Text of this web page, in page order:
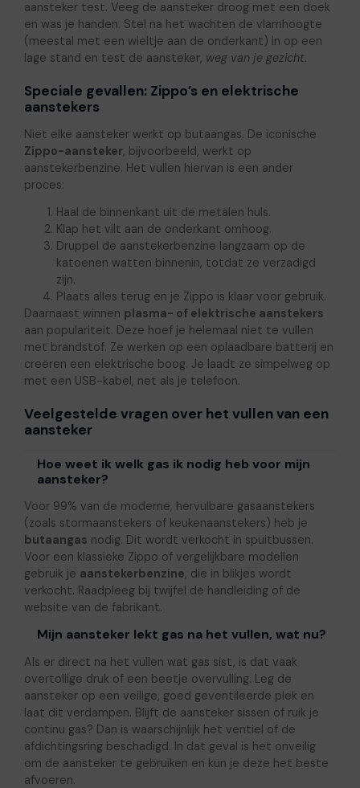
aansteker test. Veeg de aansteker droog met een doek
en was je handen. Stel na het wachten de vlamhoogte
(meestal met een wieltje aan de onderkant) in op een
lage stand en test de aansteker, weg van je gezicht.
Speciale gevallen: Zippo’s en elektrische
aanstekers
Niet elke aansteker werkt op butaangas. De iconische
Zippo-aansteker, bijvoorbeeld, werkt op
aanstekerbenzine. Het vullen hiervan is een ander
proces:
Haal de binnenkant uit de metalen huls.
Klap het vilt aan de onderkant omhoog.
Druppel de aanstekerbenzine langzaam op de
katoenen watten binnenin, totdat ze verzadigd
zijn.
Plaats alles terug en je Zippo is klaar voor gebruik.
Daarnaast winnen plasma- of elektrische aanstekers
aan populariteit. Deze hoef je helemaal niet te vullen
met brandstof. Ze werken op een oplaadbare batterij en
creëren een elektrische boog. Je laadt ze simpelweg op
met een USB-kabel, net als je telefoon.
Veelgestelde vragen over het vullen van een
aansteker
Hoe weet ik welk gas ik nodig heb voor mijn
aansteker?
Voor 99% van de moderne, hervulbare gasaanstekers
(zoals stormaanstekers of keukenaanstekers) heb je
butaangas nodig. Dit wordt verkocht in spuitbussen.
Voor een klassieke Zippo of vergelijkbare modellen
gebruik je aanstekerbenzine, die in blikjes wordt
verkocht. Raadpleeg bij twijfel de handleiding of de
website van de fabrikant.
Mijn aansteker lekt gas na het vullen, wat nu?
Als er direct na het vullen wat gas sist, is dat vaak
overtollige druk of een beetje overvulling. Leg de
aansteker op een veilige, goed geventileerde plek en
laat dit verdampen. Blijft de aansteker sissen of ruik je
continu gas? Dan is waarschijnlijk het ventiel of de
afdichtingsring beschadigd. In dat geval is het onveilig
om de aansteker te gebruiken en kun je deze het beste
afvoeren.